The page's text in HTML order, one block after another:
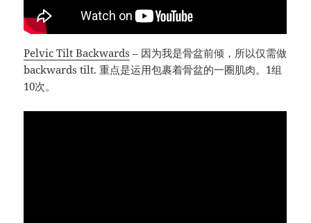
Pelvic Tilt Backwards – 因为我是骨盆前倾，所以仅需做
backwards tilt. 重点是运用包裹着骨盆的一圈肌肉。1组
10次。